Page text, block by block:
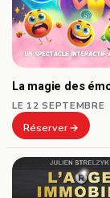
La magie des
LE 12 SEPTEMBRE
Réserver